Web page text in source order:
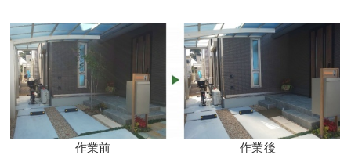
作業前 作業後